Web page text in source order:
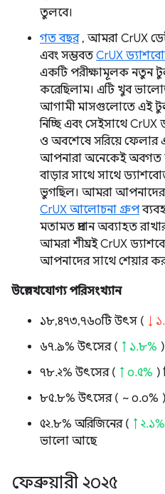
তুলবে।
গত বছর, আমরা CrUX
এবং সম্ভবত CrUX
একটি পরীক্ষামূলক নতুন
করেছিলাম। এটি খুব
আগামী মাসগুলোতে এই
নিচ্ছি এবং সেইসাথে CrUX
ও অবশেষে সরিয়ে ফেলার
আপনারা অনেকেই অবগত
বাড়ার সাথে সাথে
ভুগছিল। আমরা
CrUX আলোচনা গ্রুপ
মতামত প্রদান অব্যাহত
আমরা শীঘ্রই CrUX
আপনাদের সাথে শেয়ার
উল্লেখযোগ্য পরিসংখ্যান
১৮,৪৭৩,৭৬০টি উৎস ( ↓
৬৭.৯% উৎসের ( ↑ ১.৮%
৭৮.২% উৎসের ( ↑ ০.৫% )
৮৫.৮% উৎসের ( ~ ০.০%
৫২.৮% অরিজিনের ( ↑ ২.১%
ভালো আছে
ফেব্রুয়ারী ২০২৫